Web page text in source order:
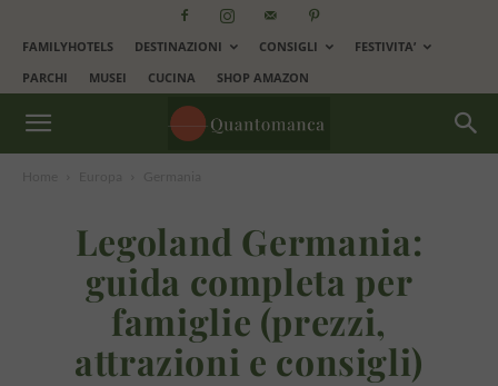
FAMILYHOTELS DESTINAZIONI CONSIGLI
FESTIVITA’
PARCHI
MUSEI CUCINA SHOP AMAZON
Legoland Germania:
guida completa per
famiglie (prezzi,
attrazioni e consigli)